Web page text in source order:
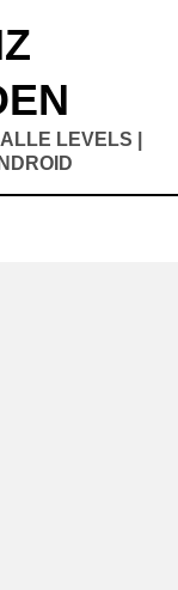
LEVELS |